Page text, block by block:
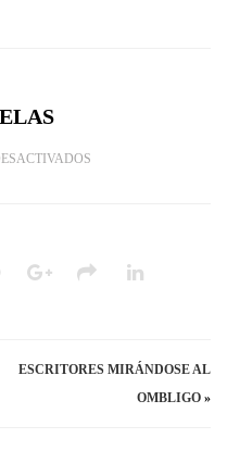
ESCRITORES MIRÁNDOSE AL
OMBLIGO »